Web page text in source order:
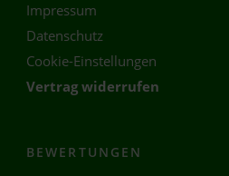
Impressum
Datenschutz
Cookie-Einstellungen
Vertrag widerrufen
BEWERTUNGEN